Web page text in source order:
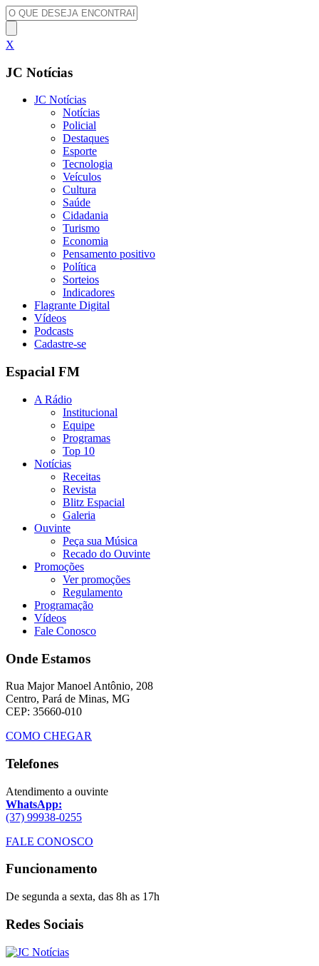
X
JC Notícias
JC Notícias
Notícias
Policial
Destaques
Esporte
Tecnologia
Veículos
Cultura
Saúde
Cidadania
Turismo
Economia
Pensamento positivo
Política
Sorteios
Indicadores
Flagrante Digital
Vídeos
Podcasts
Cadastre-se
Espacial FM
A Rádio
Institucional
Equipe
Programas
Top 10
Notícias
Receitas
Revista
Blitz Espacial
Galeria
Ouvinte
Peça sua Música
Recado do Ouvinte
Promoções
Ver promoções
Regulamento
Programação
Vídeos
Fale Conosco
Onde Estamos
Rua Major Manoel Antônio, 208
Centro, Pará de Minas, MG
CEP: 35660-010
COMO CHEGAR
Telefones
Atendimento a ouvinte
WhatsApp:
(37) 99938-0255
FALE CONOSCO
Funcionamento
De segunda a sexta, das 8h as 17h
Redes Sociais